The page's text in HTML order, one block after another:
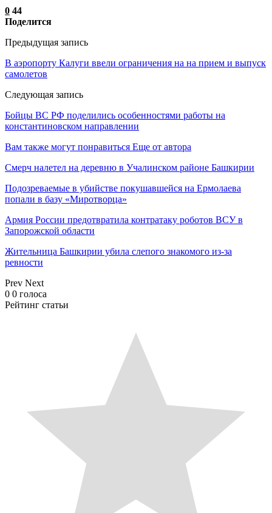
0 44
Поделится
Предыдущая запись
В аэропорту Калуги ввели ограничения на на прием и выпуск
самолетов
Следующая запись
Бойцы ВС РФ поделились особенностями работы на
константиновском направлении
Вам также могут понравиться Еще от автора
Смерч налетел на деревню в Учалинском районе Башкирии
Подозреваемые в убийстве покушавшейся на Ермолаева
попали в базу «Миротворца»
Армия России предотвратила контратаку роботов ВСУ в
Запорожской области
Жительница Башкирии убила слепого знакомого из-за
ревности
Prev Next
0 0 голоса
Рейтинг статьи